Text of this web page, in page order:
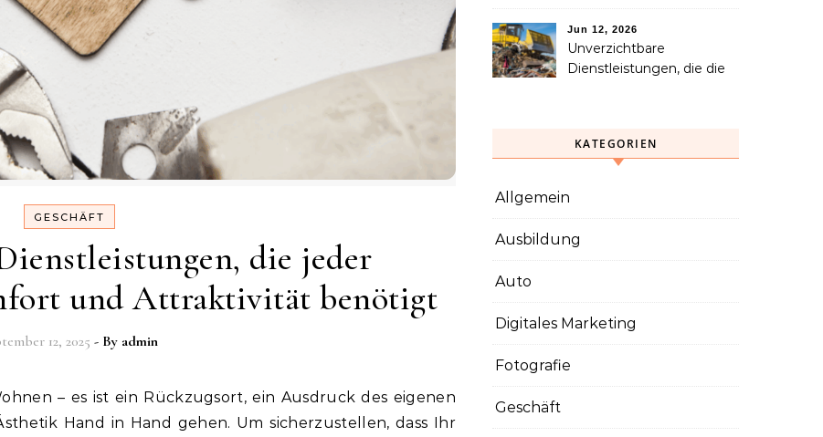
GESCHÄFT
die jeder
und Attraktivität benötigt
12, 2025 - By admin
Hand in Hand gehen. Um sicherzustellen, dass Ihr
helfen kann
Jun 12, 2026
Unverzichtbare
Dienstleistungen, die die
KATEGORIEN
Allgemein
Ausbildung
Auto
Digitales Marketing
Fotografie
Geschäft